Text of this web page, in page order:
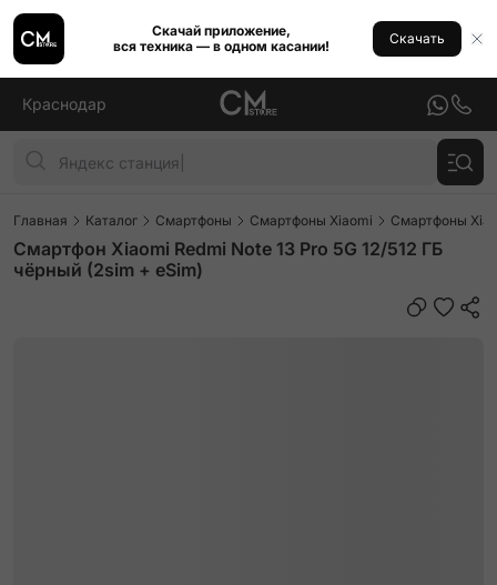
Скачай приложение,
вся техника — в одном касании!
Скачать
Краснодар
Главная Каталог Смартфоны Смартфоны Xiaomi Смартфоны
Смартфон Xiaomi Redmi Note 13 Pro 5G 12/512 ГБ
чёрный (2sim + eSim)